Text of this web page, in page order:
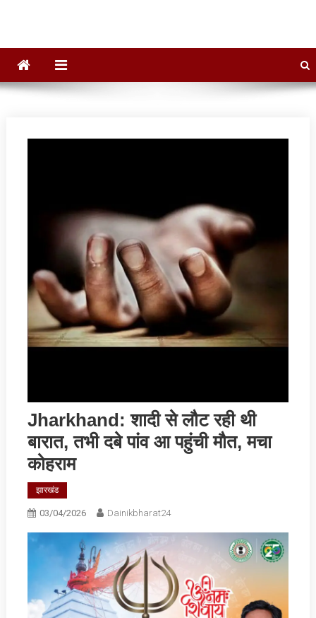
Jharkhand: शादी से लौट रही थी
बारात, तभी दबे पांव आ पहुंची मौत, मचा
कोहराम
झारखंड
03/04/2026 Dainikbharat24